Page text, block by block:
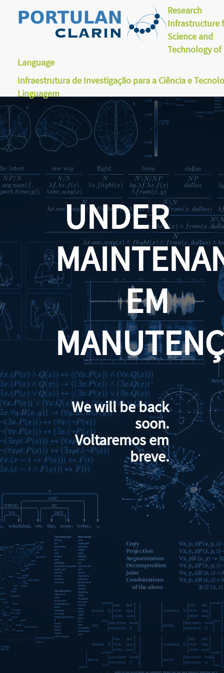
Research
Infrastructure
Science and
Technology of
Language
Infraestrutura de Investigação para a Ciência e
Linguagem
UNDER
EM
We will be back
soon.
Voltaremos em
breve.